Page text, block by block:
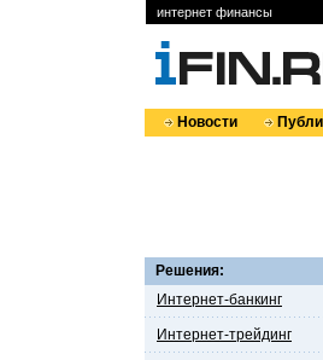
интернет финансы
Новости
Решения:
Интернет-банкинг
Интернет-трейдинг